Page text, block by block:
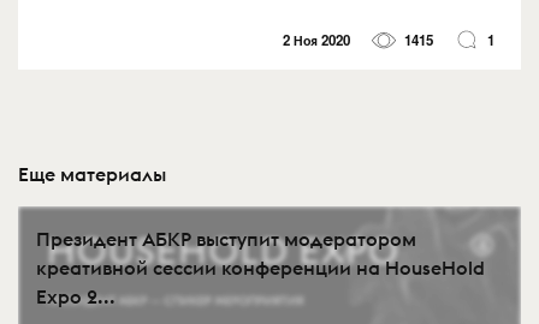
2 Ноя 2020 1415 1
Еще материалы
Президент АБКР выступит модератором
креативной сессии конференции на HouseHold
Expo 2...